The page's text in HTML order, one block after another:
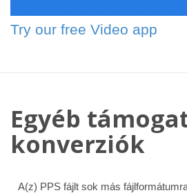
Try our free Video app
Egyéb
konverziók
A(z) PPS fájlt sok más